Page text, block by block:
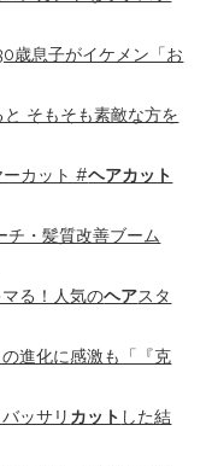
歳息子がイケメン「お
と そもそも素敵な方を
カット #ヘアカット
チ・髪質改善ブーム
マる！人気のヘアスタ
進化に感激も「『克
ッサリ カット した結